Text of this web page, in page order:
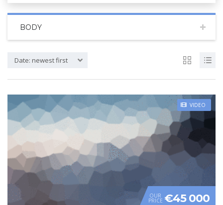
BODY
Date: newest first
VIDEO
OUR
PRICE €45 000